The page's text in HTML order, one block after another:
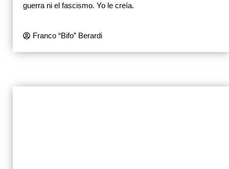
guerra ni el fascismo. Yo le creía.
Franco “Bifo” Berardi